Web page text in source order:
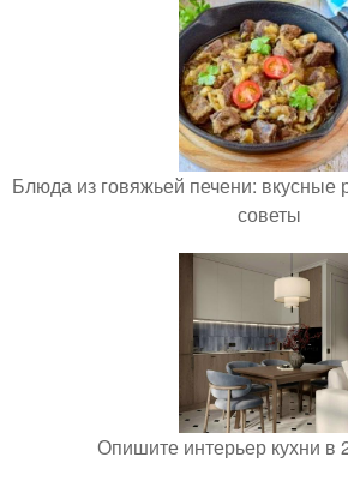
Блюда из говяжьей печени: вкусные
советы
Опишите интерьер кухни в